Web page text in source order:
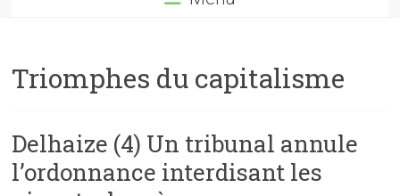
Triomphes du capitalisme
Delhaize (4) Un tribunal annule
l’ordonnance interdisant les